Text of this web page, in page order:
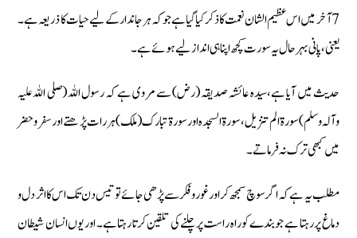
7 آخر میں اس عظیم الشان نعمت کا ذکر کیا گیا ہے جو کہ ہر جاندار کے لیے حیات کا ذریعہ ہے۔
یعنی، پانی بہرحال یہ سورت کچھ اپنا ہی انداز لیے ہوئے ہے۔
حدیث میں آیا ہے،سیدہ عائشہ صدیقہ (رض) سے مروی ہے کہ رسول اللہ (صلی اللہ علیہ
وآلہ وسلم) سورة الم تنزیل، سورة السجدہ اور سورة تبارک (ملک) ہر رات پڑھتے اور سفر و حضر
میں کبھی ترک نہ فرماتے۔
مطلب یہ ہے کہ اگر سوچ سمجھ کر اور غوروفکر سے پڑھی جائے تو تیس دن تک اس کا اثر دل و
دماغ پر رہتا ہے جو بندے کو راہ راست پر چلنے کی تلقین کرتا رہتا ہے۔ اور یوں انسان شیطان